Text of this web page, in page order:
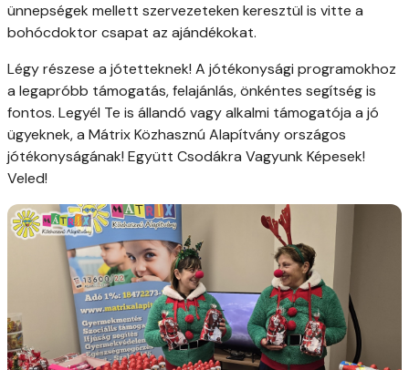
ünnepségek mellett szervezeteken keresztül is vitte a
bohócdoktor csapat az ajándékokat.
Légy részese a jótetteknek! A jótékonysági programokhoz
a legapróbb támogatás, felajánlás, önkéntes segítség is
fontos. Legyél Te is állandó vagy alkalmi támogatója a jó
ügyeknek, a Mátrix Közhasznú Alapítvány országos
jótékonyságának! Együtt Csodákra Vagyunk Képesek!
Veled!